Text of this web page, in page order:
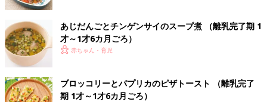
あじだんごとチンゲンサイのスープ煮 （離乳完了期 1
才～1才6カ月ごろ）
赤ちゃん・育児
ブロッコリーとパプリカのピザトースト （離乳完了
期 1才～1才6カ月ごろ）